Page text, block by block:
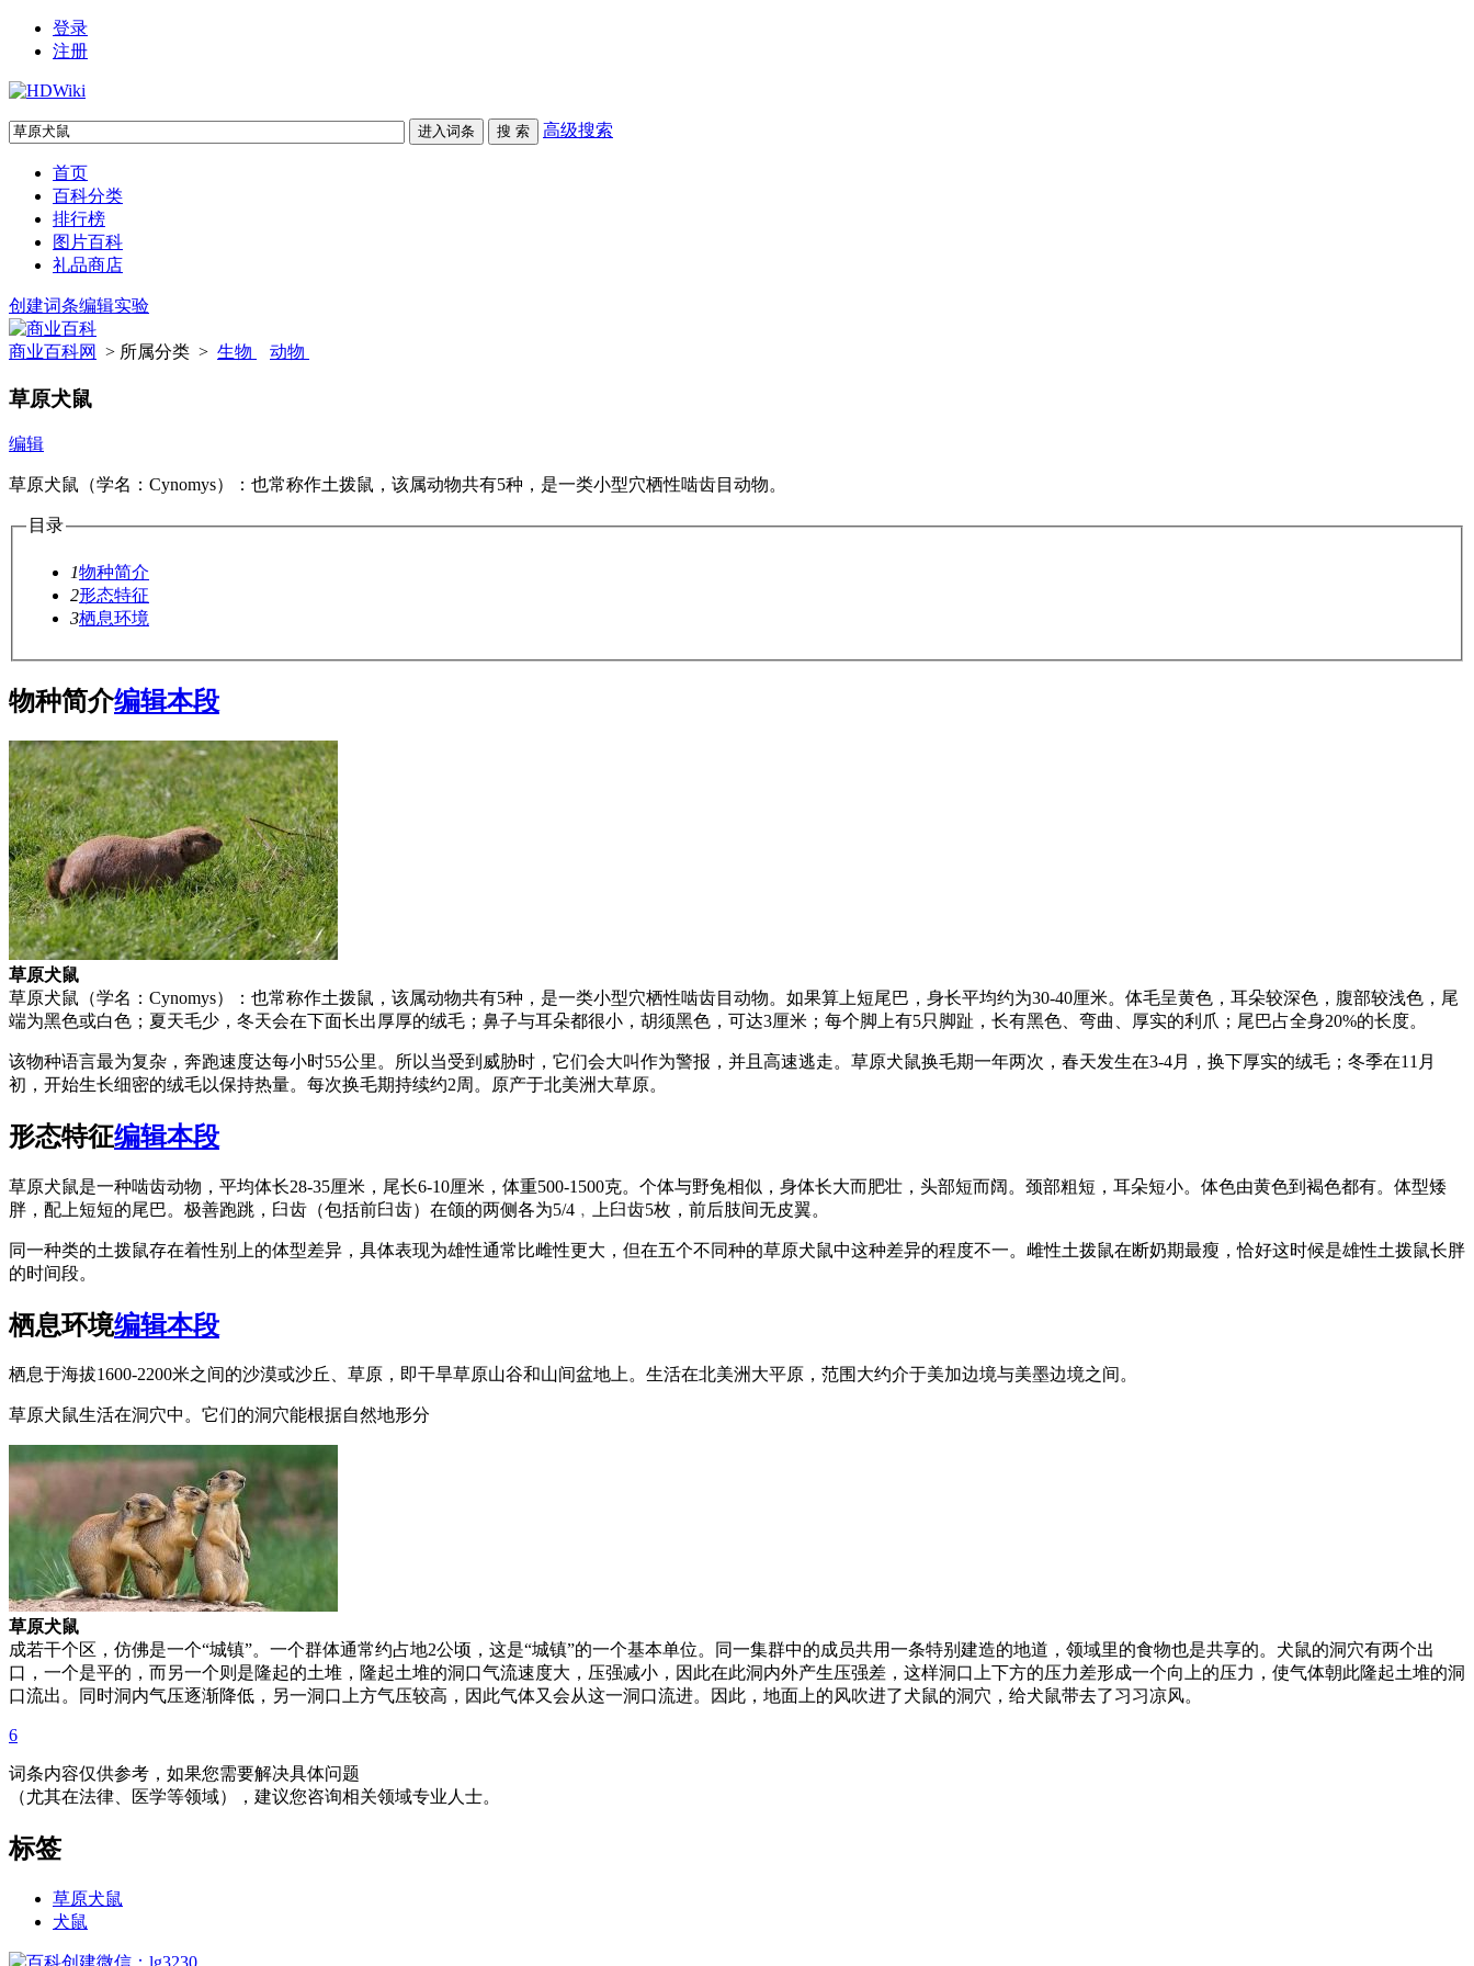
登录
注册
高级搜索
首页
百科分类
排行榜
图片百科
礼品商店
创建词条编辑实验
商业百科网 > 所属分类 > 生物 动物
草原犬鼠
编辑
草原犬鼠（学名：Cynomys）：也常称作土拨鼠，该属动物共有5种，是一类小型穴栖性啮齿目动物。
目录
1物种简介
2形态特征
3栖息环境
物种简介编辑本段
草原犬鼠
草原犬鼠（学名：Cynomys）：也常称作土拨鼠，该属动物共有5种，是一类小型穴栖性啮齿目动物。如果算上短尾巴，身长平均约为30-40厘米。体毛呈黄色，耳朵较深色，腹部较浅色，尾
端为黑色或白色；夏天毛少，冬天会在下面长出厚厚的绒毛；鼻子与耳朵都很小，胡须黑色，可达3厘米；每个脚上有5只脚趾，长有黑色、弯曲、厚实的利爪；尾巴占全身20%的长度。
该物种语言最为复杂，奔跑速度达每小时55公里。所以当受到威胁时，它们会大叫作为警报，并且高速逃走。草原犬鼠换毛期一年两次，春天发生在3-4月，换下厚实的绒毛；冬季在11月
初，开始生长细密的绒毛以保持热量。每次换毛期持续约2周。原产于北美洲大草原。
形态特征编辑本段
草原犬鼠是一种啮齿动物，平均体长28-35厘米，尾长6-10厘米，体重500-1500克。个体与野兔相似，身体长大而肥壮，头部短而阔。颈部粗短，耳朵短小。体色由黄色到褐色都有。体型矮
胖，配上短短的尾巴。极善跑跳，臼齿（包括前臼齿）在颌的两侧各为5/4﹐上臼齿5枚，前后肢间无皮翼。
同一种类的土拨鼠存在着性别上的体型差异，具体表现为雄性通常比雌性更大，但在五个不同种的草原犬鼠中这种差异的程度不一。雌性土拨鼠在断奶期最瘦，恰好这时候是雄性土拨鼠长胖
的时间段。
栖息环境编辑本段
栖息于海拔1600-2200米之间的沙漠或沙丘、草原，即干旱草原山谷和山间盆地上。生活在北美洲大平原，范围大约介于美加边境与美墨边境之间。
草原犬鼠生活在洞穴中。它们的洞穴能根据自然地形分
草原犬鼠
成若干个区，仿佛是一个“城镇”。一个群体通常约占地2公顷，这是“城镇”的一个基本单位。同一集群中的成员共用一条特别建造的地道，领域里的食物也是共享的。犬鼠的洞穴有两个出
口，一个是平的，而另一个则是隆起的土堆，隆起土堆的洞口气流速度大，压强减小，因此在此洞内外产生压强差，这样洞口上下方的压力差形成一个向上的压力，使气体朝此隆起土堆的洞
口流出。同时洞内气压逐渐降低，另一洞口上方气压较高，因此气体又会从这一洞口流进。因此，地面上的风吹进了犬鼠的洞穴，给犬鼠带去了习习凉风。
6
词条内容仅供参考，如果您需要解决具体问题
（尤其在法律、医学等领域），建议您咨询相关领域专业人士。
标签
草原犬鼠
犬鼠